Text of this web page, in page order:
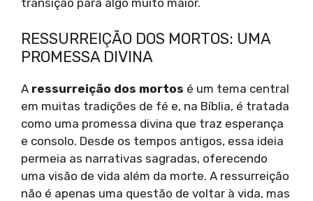
transição para algo muito maior.
RESSURREIÇÃO DOS MORTOS: UMA
PROMESSA DIVINA
A ressurreição dos mortos é um tema central
em muitas tradições de fé e, na Bíblia, é tratada
como uma promessa divina que traz esperança
e consolo. Desde os tempos antigos, essa ideia
permeia as narrativas sagradas, oferecendo
uma visão de vida além da morte. A ressurreição
não é apenas uma questão de voltar à vida, mas